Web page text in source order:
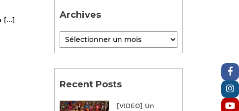
[...] Archives
Recent Posts
[VIDEO] Un